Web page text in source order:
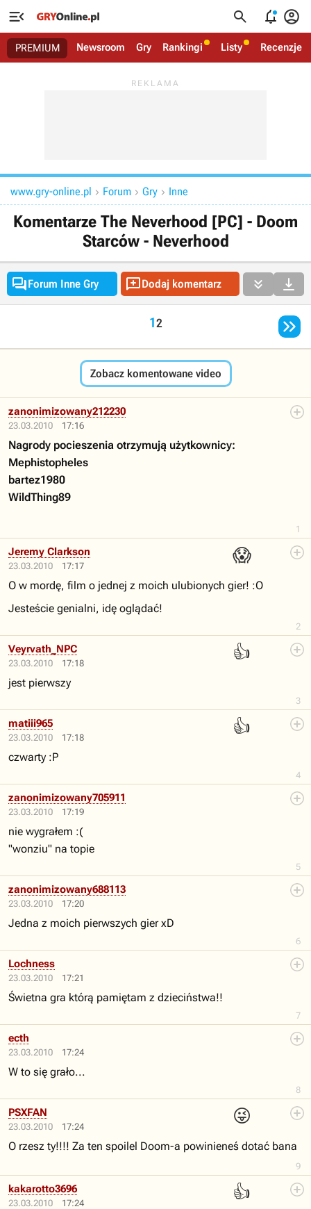
   
PREMIUM Newsroom Gry Rankingi Listy Recenzje
www.gry-online.pl  Forum  Gry  Inne
Komentarze The Neverhood [PC] - Doom
Starców - Neverhood
Forum Inne Gry Dodaj komentarz  
12 
Zobacz komentowane video
23.03.2010 17:16
1
zanonimizowany212230
Nagrody pocieszenia otrzymują użytkownicy:
Mephistopheles
bartez1980
WildThing89
23.03.2010 17:17
😱
2
Jeremy Clarkson
O w mordę, film o jednej z moich ulubionych gier! :O
Jesteście genialni, idę oglądać!
23.03.2010 17:18
👍
3
Veyrvath_NPC
jest pierwszy
23.03.2010 17:18
👍
4
matiii965
czwarty :P
23.03.2010 17:19
5
zanonimizowany705911
nie wygrałem :(
"wonziu" na topie
23.03.2010 17:20
6
zanonimizowany688113
Jedna z moich pierwszych gier xD
23.03.2010 17:21
7
Lochness
Świetna gra którą pamiętam z dzieciństwa!!
23.03.2010 17:24
8
ecth
W to się grało...
23.03.2010 17:24
😜
9
PSXFAN
O rzesz ty!!!! Za ten spoilel Doom-a powinieneś dotać bana
23.03.2010 17:24
👍
kakarotto3696